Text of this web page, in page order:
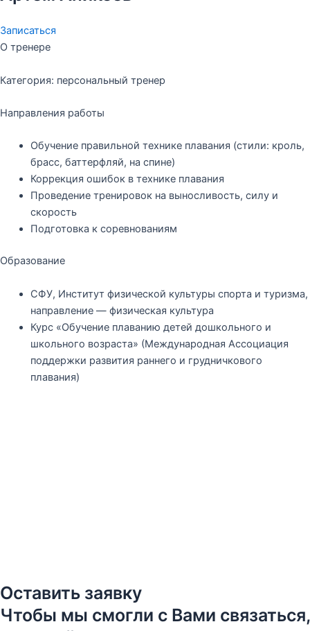
Записаться
О тренере
Категория: персональный тренер
Направления работы
Обучение правильной технике плавания (стили: кроль,
брасс, баттерфляй, на спине)
Коррекция ошибок в технике плавания
Проведение тренировок на выносливость, силу и
скорость
Подготовка к соревнованиям
Образование
СФУ, Институт физической культуры спорта и туризма,
направление — физическая культура
Курс «Обучение плаванию детей дошкольного и
школьного возраста» (Международная Ассоциация
поддержки развития раннего и грудничкового
плавания)
Оставить заявку
Чтобы мы смогли с Вами связаться,